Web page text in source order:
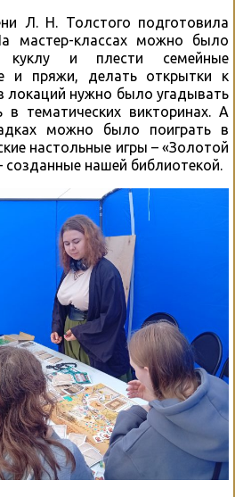
Л. Н. Толстого подготовила
мастер-классах можно было
куклу и плести семейные
и пряжи, делать открытки к
локаций нужно было угадывать
в тематических викторинах. А
можно было поиграть в
настольные игры – «Золотой
созданные нашей библиотекой.